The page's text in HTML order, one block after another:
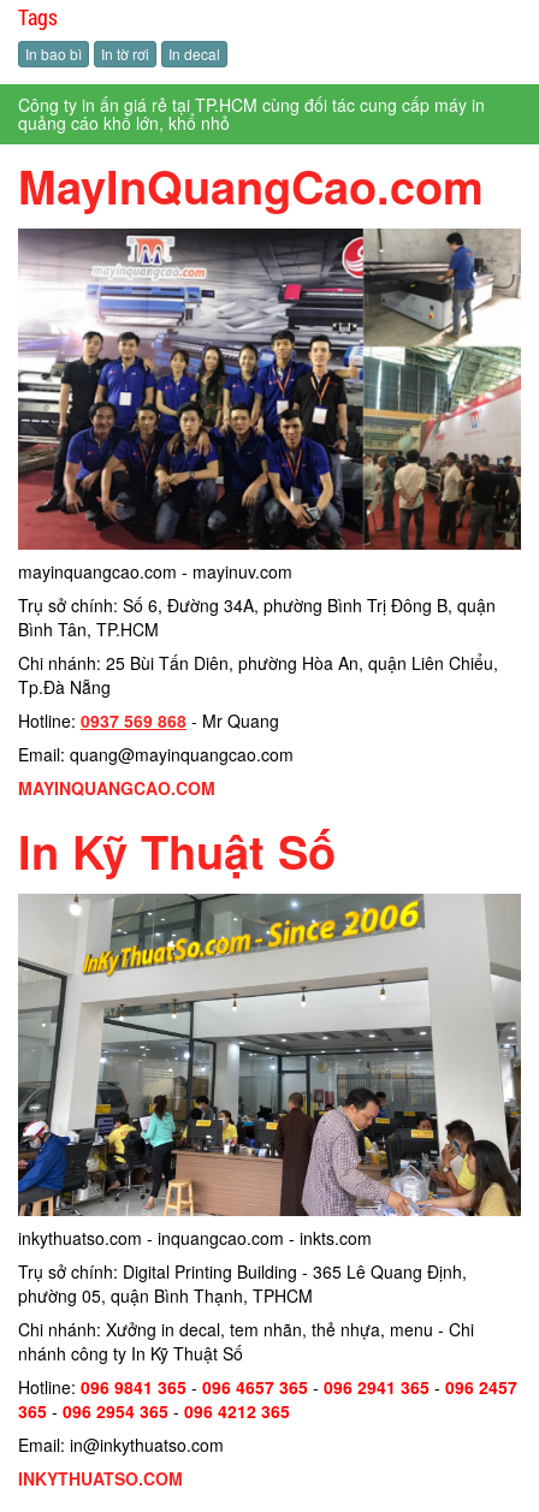
Tags
In bao bì In tờ rơi In decal
Công ty in ấn giá rẻ tại TP.HCM cùng đối tác cung cấp máy in
quảng cáo khổ lớn, khổ nhỏ
MayInQuangCao.com
mayinquangcao.com - mayinuv.com
Trụ sở chính: Số 6, Đường 34A, phường Bình Trị Đông B, quận
Bình Tân, TP.HCM
Chi nhánh: 25 Bùi Tấn Diên, phường Hòa An, quận Liên Chiểu,
Tp.Đà Nẵng
Hotline: 0937 569 868 - Mr Quang
Email: quang@mayinquangcao.com
MAYINQUANGCAO.COM
In Kỹ Thuật Số
inkythuatso.com - inquangcao.com - inkts.com
Trụ sở chính: Digital Printing Building - 365 Lê Quang Định,
phường 05, quận Bình Thạnh, TPHCM
Chi nhánh: Xưởng in decal, tem nhãn, thẻ nhựa, menu - Chi
nhánh công ty In Kỹ Thuật Số
Hotline: 096 9841 365 - 096 4657 365 - 096 2941 365 - 096 2457
365 - 096 2954 365 - 096 4212 365
Email: in@inkythuatso.com
INKYTHUATSO.COM